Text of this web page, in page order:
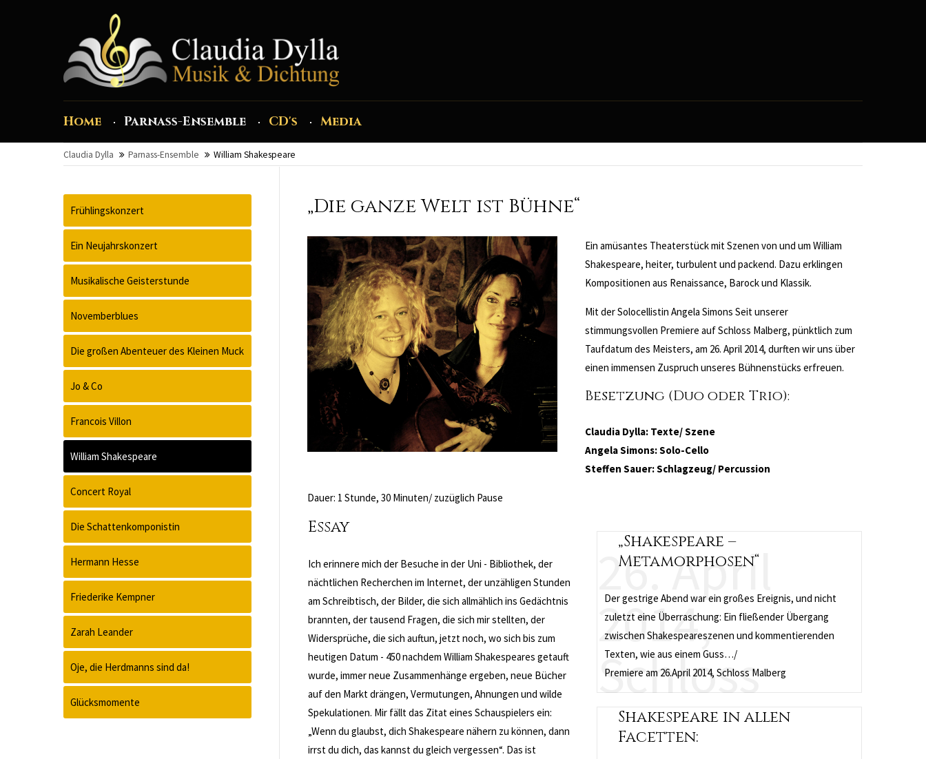
Home Parnass-Ensemble CD's Media
Claudia Dylla Parnass-Ensemble William Shakespeare
„Die ganze Welt ist Bühne“
Ein amüsantes Theaterstück mit Szenen von und um William
Shakespeare, heiter, turbulent und packend. Dazu erklingen
Kompositionen aus Renaissance, Barock und Klassik.
Mit der Solocellistin Angela Simons Seit unserer
stimmungsvollen Premiere auf Schloss Malberg, pünktlich zum
Taufdatum des Meisters, am 26. April 2014, durften wir uns über
einen immensen Zuspruch unseres Bühnenstücks erfreuen.
Besetzung (Duo oder Trio):
Claudia Dylla: Texte/ Szene
Angela Simons: Solo-Cello
Steffen Sauer: Schlagzeug/ Percussion
Dauer: 1 Stunde, 30 Minuten/ zuzüglich Pause
Essay
Ich erinnere mich der Besuche in der Uni - Bibliothek, der
nächtlichen Recherchen im Internet, der unzähligen Stunden
am Schreibtisch, der Bilder, die sich allmählich ins Gedächtnis
brannten, der tausend Fragen, die sich mir stellten, der
Widersprüche, die sich auftun, jetzt noch, wo sich bis zum
heutigen Datum - 450 nachdem William Shakespeares getauft
wurde, immer neue Zusammenhänge ergeben, neue Bücher
auf den Markt drängen, Vermutungen, Ahnungen und wilde
Spekulationen. Mir fällt das Zitat eines Schauspielers ein:
„Wenn du glaubst, dich Shakespeare nähern zu können, dann
irrst du dich, das kannst du gleich vergessen“. Das ist
„Shakespeare –
Metamorphosen“
26. April
2014,
Schloss
Malberg
Der gestrige Abend war ein großes Ereignis, und nicht
zuletzt eine Überraschung: Ein fließender Übergang
zwischen Shakespeareszenen und kommentierenden
Texten, wie aus einem Guss…/
Premiere am 26.April 2014, Schloss Malberg
Shakespeare in allen
Facetten:
Frühlingskonzert
Ein Neujahrskonzert
Musikalische Geisterstunde
Novemberblues
Die großen Abenteuer des Kleinen Muck
Jo & Co
Francois Villon
William Shakespeare
Concert Royal
Die Schattenkomponistin
Hermann Hesse
Friederike Kempner
Zarah Leander
Oje, die Herdmanns sind da!
Glücksmomente